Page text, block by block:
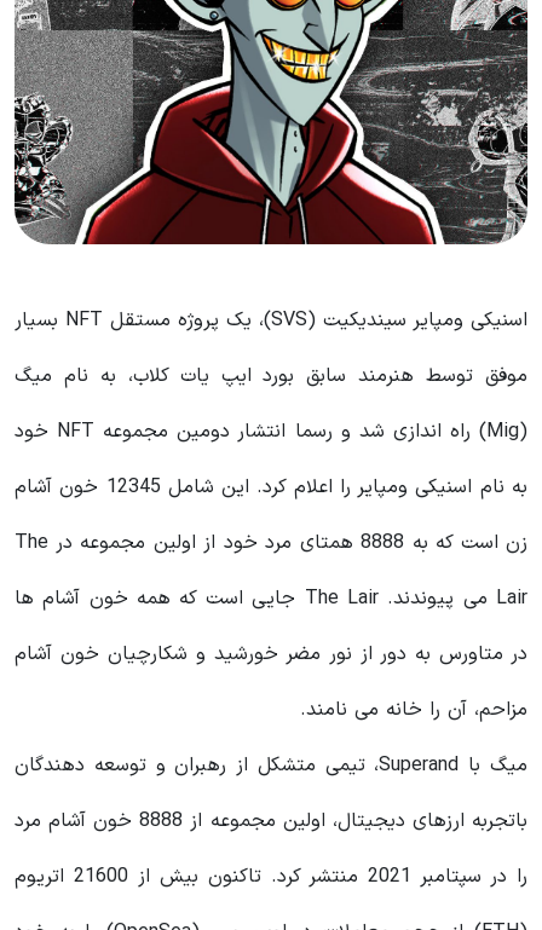
اسنیکی ومپایر سیندیکیت (SVS)، یک پروژه مستقل NFT بسیار
موفق توسط هنرمند سابق بورد ایپ یات کلاب، به نام میگ
(Mig) راه اندازی شد و رسما انتشار دومین مجموعه NFT خود
به نام اسنیکی ومپایر را اعلام کرد. این شامل 12345 خون آشام
زن است که به 8888 همتای مرد خود از اولین مجموعه در The
Lair می پیوندند. The Lair جایی است که همه خون‌ آشام‌ ها
در متاورس به دور از نور مضر خورشید و شکارچیان خون‌ آشام
مزاحم، آن را خانه می‌ نامند.
میگ با Superand، تیمی متشکل از رهبران و توسعه دهندگان
باتجربه ارزهای دیجیتال، اولین مجموعه از 8888 خون آشام مرد
را در سپتامبر 2021 منتشر کرد. تاکنون بیش از 21600 اتریوم